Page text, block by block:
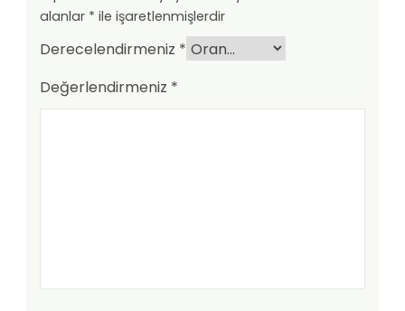
alanlar * ile işaretlenmişlerdir
Derecelendirmeniz *
Değerlendirmeniz *